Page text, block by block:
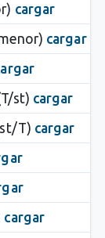
cargar
cargar
st) cargar
T) cargar
cargar